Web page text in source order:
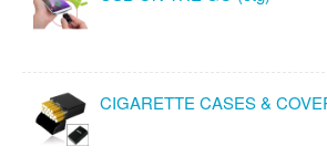
CIGARETTE CASES &